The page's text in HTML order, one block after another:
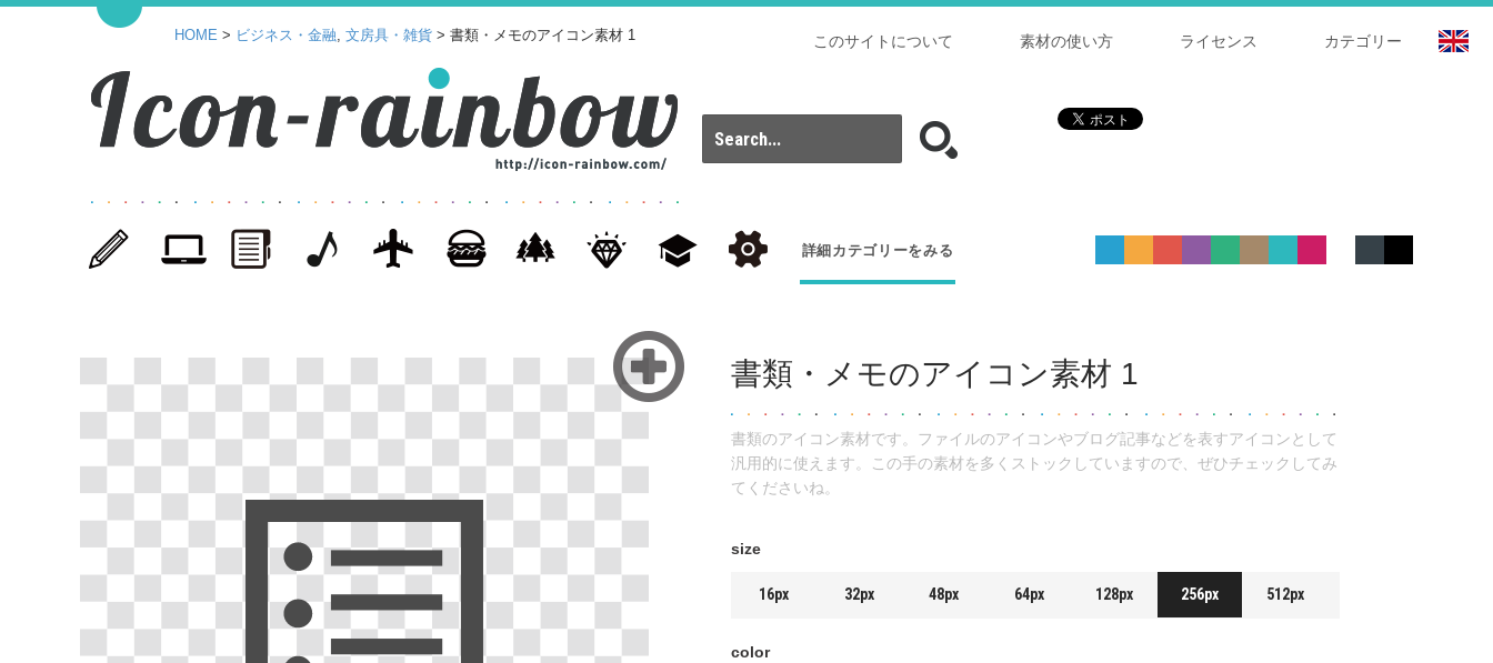
カテゴリー
ライセンス
素材の使い方
このサイトについて
HOME > ビジネス・金融, 文房具・雑貨 > 書類・メモのアイコン素材 1
詳細カテゴリーをみる
書類・メモのアイコン素材 1
書類のアイコン素材です。ファイルのアイコンやブログ記事などを表すアイコンとして
汎用的に使えます。この手の素材を多くストックしていますので、ぜひチェックしてみ
てくださいね。
size
16px 32px 48px 64px 128px 256px 512px
color